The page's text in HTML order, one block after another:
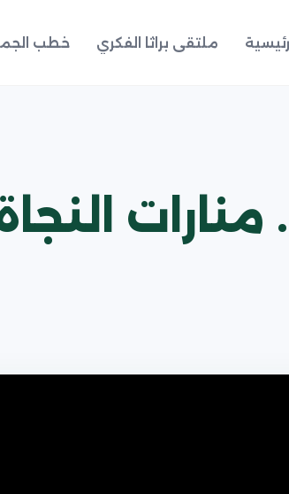
ملتقى براثا الفكري خطب
منارات